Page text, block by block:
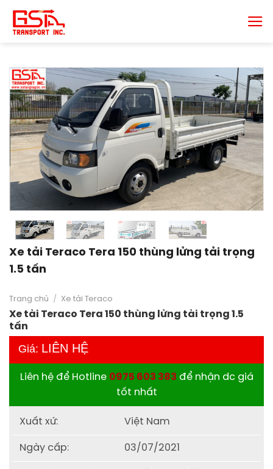
đến
nội
Xe tải Teraco Tera 150 thùng lửng tải trọng
1.5 tấn
Trang chủ / Xe tải Teraco
Xe tải Teraco Tera 150 thùng lửng tải trọng 1.5
tấn
Giá: LIÊN HỆ
Liên hệ để Hotline 0975 603 383 để nhận dc giá
tốt nhất
Xuất xứ: Việt Nam
Ngày cấp: 03/07/2021